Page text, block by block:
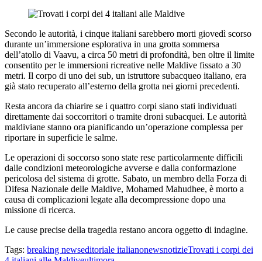
Secondo le autorità, i cinque italiani sarebbero morti giovedì scorso
durante un’immersione esplorativa in una grotta sommersa
dell’atollo di Vaavu, a circa 50 metri di profondità, ben oltre il limite
consentito per le immersioni ricreative nelle Maldive fissato a 30
metri. Il corpo di uno dei sub, un istruttore subacqueo italiano, era
già stato recuperato all’esterno della grotta nei giorni precedenti.
Resta ancora da chiarire se i quattro corpi siano stati individuati
direttamente dai soccorritori o tramite droni subacquei. Le autorità
maldiviane stanno ora pianificando un’operazione complessa per
riportare in superficie le salme.
Le operazioni di soccorso sono state rese particolarmente difficili
dalle condizioni meteorologiche avverse e dalla conformazione
pericolosa del sistema di grotte. Sabato, un membro della Forza di
Difesa Nazionale delle Maldive, Mohamed Mahudhee, è morto a
causa di complicazioni legate alla decompressione dopo una
missione di ricerca.
Le cause precise della tragedia restano ancora oggetto di indagine.
Tags: breaking newseditoriale italianonewsnotizieTrovati i corpi dei